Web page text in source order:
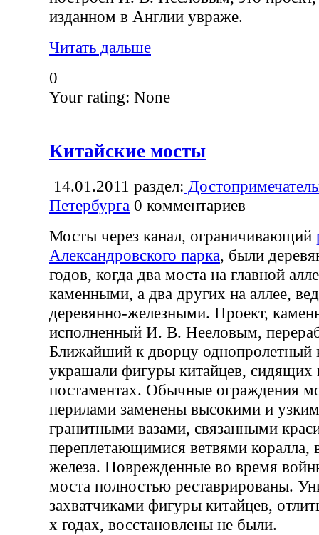
изданном в Англии увраже.
Читать дальше
0
Your rating: None
Китайские мосты
14.01.2011 раздел:
Петербурга 0 комментариев
Мосты через канал, ограничивающий
Александровского парка, были
годов, когда два моста на главной
каменными, а два других на аллее,
деревянно-железными. Проект,
исполненный И. В. Нееловым,
Ближайший к дворцу однопролетный
украшали фигуры китайцев, сидящих
постаментах. Обычные ограждения
перилами заменены высокими и
гранитными вазами, связанными
переплетающимися ветвями коралла,
железа. Поврежденные во время
моста полностью реставрированы.
захватчиками фигуры китайцев,
х годах, восстановлены не были.